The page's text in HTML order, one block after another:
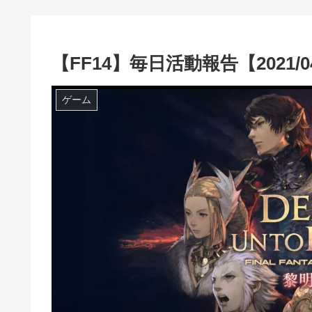
【FF14】毎日活動報告【2021/
ゲーム